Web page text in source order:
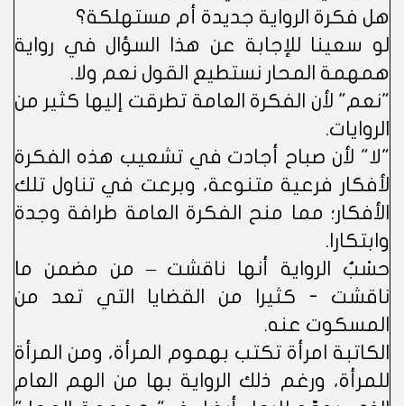
هل فكرة الرواية جديدة أم مستهلكة؟
لو سعينا للإجابة عن هذا السؤال في رواية
همهمة المحار نستطيع القول نعم ولا.
"نعم" لأن الفكرة العامة تطرقت إليها كثير من
الروايات.
"لا" لأن صباح أجادت في تشعيب هذه الفكرة
لأفكار فرعية متنوعة، وبرعت في تناول تلك
الأفكار؛ مما منح الفكرة العامة طرافة وجدة
وابتكارا.
حسْبُ الرواية أنها ناقشت – من مضمن ما
ناقشت - كثيرا من القضايا التي تعد من
المسكوت عنه.
الكاتبة امرأة تكتب بهموم المرأة، ومن المرأة
للمرأة، ورغم ذلك الرواية بها من الهم العام